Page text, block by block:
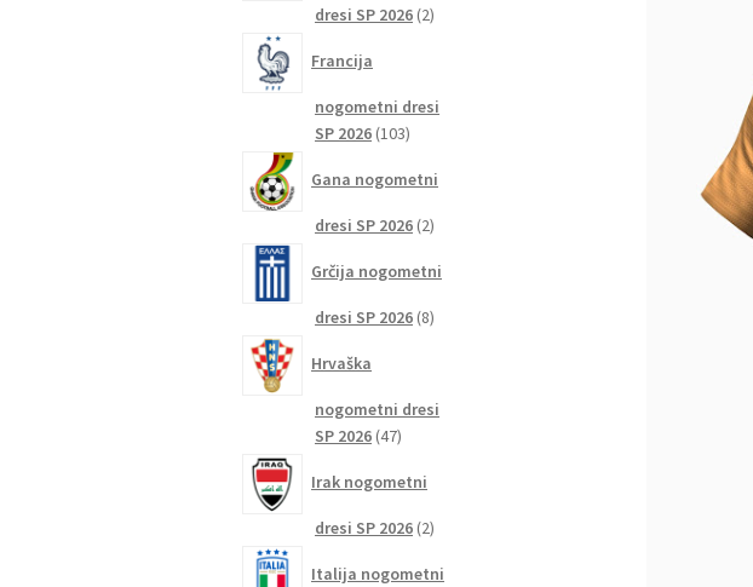
dresi SP 2026 22
Francija
nogometni dresi
SP 2026 103103
Gana nogometni
dresi SP 2026 22
Grčija nogometni
dresi SP 2026 88
Hrvaška
nogometni dresi
SP 2026 4747
Irak nogometni
dresi SP 2026 22
Italija nogometni